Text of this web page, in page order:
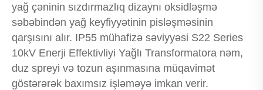
yağ çəninin sızdırmazlıq dizaynı oksidləşmə
səbəbindən yağ keyfiyyətinin pisləşməsinin
qarşısını alır. IP55 mühafizə səviyyəsi S22 Series
10kV Enerji Effektivliyi Yağlı Transformatora nəm,
duz spreyi və tozun aşınmasına müqavimət
göstərərək baxımsız işləməyə imkan verir.